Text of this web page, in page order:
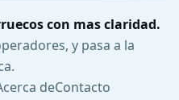
con mas claridad.
y pasa a la
deContacto